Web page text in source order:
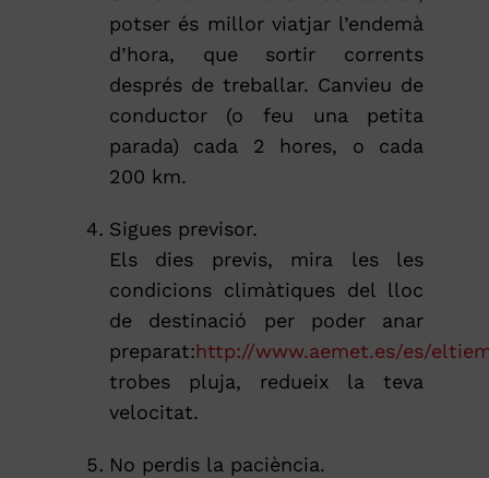
potser és millor viatjar l’endemà
d’hora, que sortir corrents
després de treballar. Canvieu de
conductor (o feu una petita
parada) cada 2 hores, o cada
200 km.
Sigues previsor.
Els dies previs, mira les les
condicions climàtiques del lloc
de destinació per poder anar
preparat:http://www.aemet.es/es/
trobes pluja, redueix la teva
velocitat.
No perdis la paciència.